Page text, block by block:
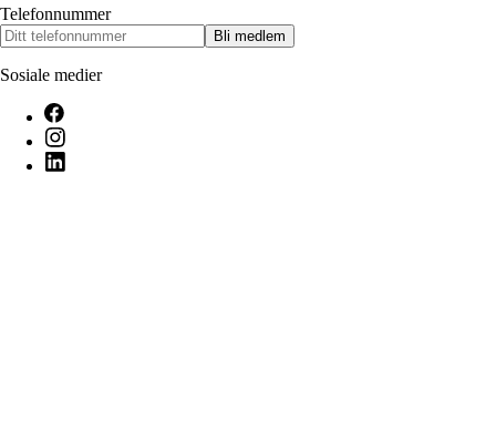
Telefonnummer
Bli medlem
Sosiale medier